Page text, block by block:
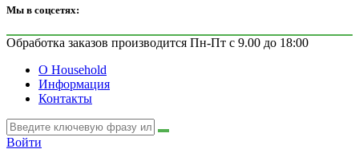
Мы в соцсетях:
Обработка заказов производится Пн-Пт с 9.00 до 18:00
О Household
Информация
Контакты
Войти